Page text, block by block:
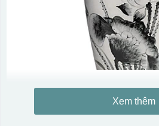
Kiểu in:
Xem thêm